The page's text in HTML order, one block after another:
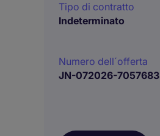
Tipo di contratto
Indeterminato
Numero dell´offerta
JN-072026-7057683